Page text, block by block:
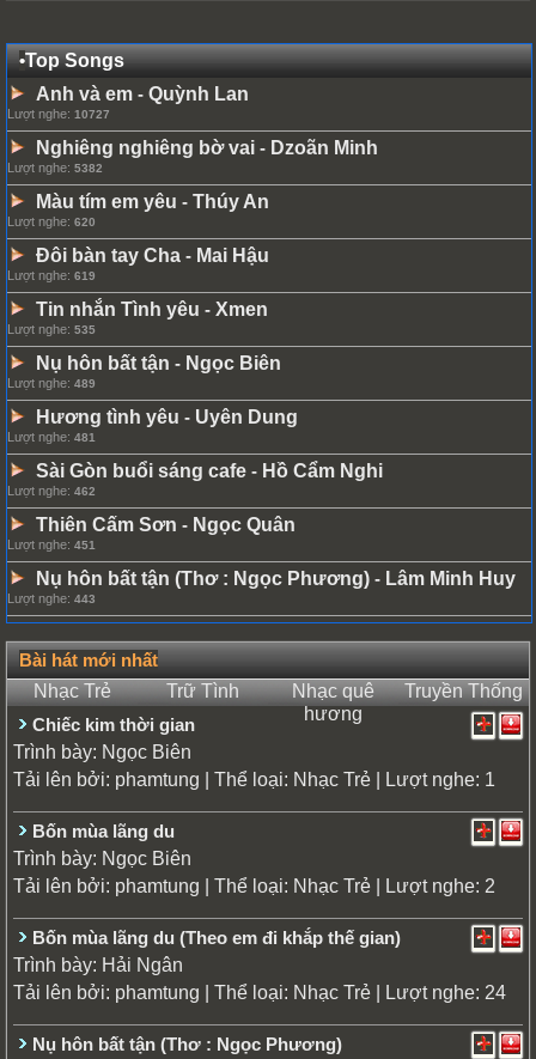
•Top Songs
Anh và em - Quỳnh Lan
Lượt nghe: 10727
Nghiêng nghiêng bờ vai - Dzoãn Minh
Lượt nghe: 5382
Màu tím em yêu - Thúy An
Lượt nghe: 620
Đôi bàn tay Cha - Mai Hậu
Lượt nghe: 619
Tin nhắn Tình yêu - Xmen
Lượt nghe: 535
Nụ hôn bất tận - Ngọc Biên
Lượt nghe: 489
Hương tình yêu - Uyên Dung
Lượt nghe: 481
Sài Gòn buổi sáng cafe - Hồ Cẩm Nghi
Lượt nghe: 462
Thiên Cấm Sơn - Ngọc Quân
Lượt nghe: 451
Nụ hôn bất tận (Thơ : Ngọc Phương) - Lâm Minh Huy
Lượt nghe: 443
Bài hát mới nhất
Nhạc Trẻ
Trữ Tình
Nhạc quê
hương
Truyền Thống
Chiếc kim thời gian
Trình bày: Ngọc Biên
Tải lên bởi: phamtung | Thể loại: Nhạc Trẻ | Lượt nghe: 1
Bốn mùa lãng du
Trình bày: Ngọc Biên
Tải lên bởi: phamtung | Thể loại: Nhạc Trẻ | Lượt nghe: 2
Bốn mùa lãng du (Theo em đi khắp thế gian)
Trình bày: Hải Ngân
Tải lên bởi: phamtung | Thể loại: Nhạc Trẻ | Lượt nghe: 24
Nụ hôn bất tận (Thơ : Ngọc Phương)